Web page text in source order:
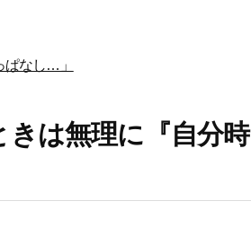
ぱなし…」
は無理に『自分時